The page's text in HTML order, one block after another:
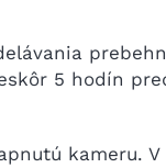
5 hodín
kameru.